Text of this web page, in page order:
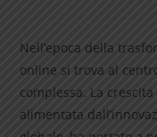
Nell’epoca della
online si trova al
complessa. La
alimentata